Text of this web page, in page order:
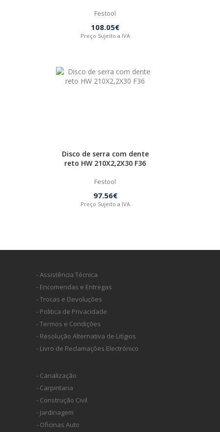
Festool
108.05€
Preço Sujeito a IVA
Disco de serra com dente
reto HW 210X2,2X30 F36
Festool
97.56€
Preço Sujeito a IVA
- Assistência Técnica
- Encomendas e Entregas
- Trocas e Devoluções
- Politica de Privacidade
- Termos e Condições
- Resolução Alternativa de Litígios
- Livro de Reclamações Electrónico
- Canalização
- Carpintaria
- Construção Civil
- Jardinagem
- Oficinas Auto